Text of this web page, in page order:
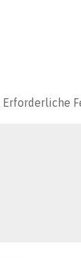
Erforderliche